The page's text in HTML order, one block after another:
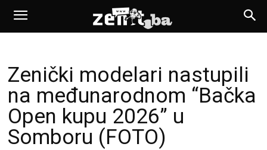
Zenički modelari nastupili
na međunarodnom “Bačka
Open kupu 2026” u
Somboru (FOTO)